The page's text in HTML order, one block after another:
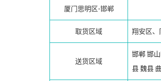
厦门思明区-邯郸
取货区域 翔安区、
送货区域
邯郸邯
县魏县